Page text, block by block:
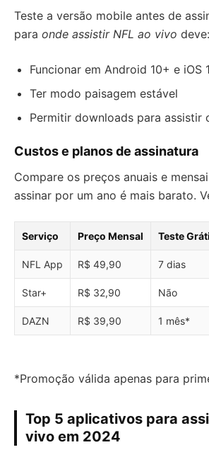
Teste a versão mobile antes de
para onde assistir NFL ao vivo deve:
Funcionar em Android 10+ e iOS
Ter modo paisagem estável
Permitir downloads para assistir
Custos e planos de assinatura
Compare os preços anuais e
assinar por um ano é mais barato.
Serviço Preço Mensal Teste
NFL App R$ 49,90 7 dias
Star+ R$ 32,90 Não
DAZN R$ 39,90 1 mês*
*Promoção válida apenas para
Top 5 aplicativos para
vivo em 2024